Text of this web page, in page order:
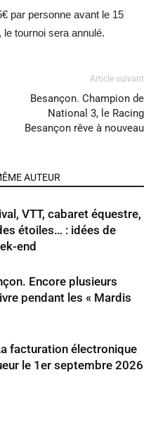
par personne avant le 15
tournoi sera annulé.
Article suivant
Besançon. Champion de
National 3, le Racing
Besançon rêve à nouveau
AUTEUR
VTT, cabaret équestre,
étoiles… : idées de
end
Encore plusieurs
pendant les « Mardis
facturation électronique
le 1er septembre 2026